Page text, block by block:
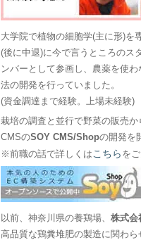
大学院で植物の細胞学(主に形)を
(後に中退)に今で言うところのス
ンバーとして参画し、農薬を使
法の開発を行っていました。
(資金調達まで経験。上場未経験)
栽培の調査と並行で野菜の販売
CMSのSOY CMS/Shopの開発を
※前職の話で詳しくは こちら を
以前、神奈川県の養鶏場、株式会
高品質な鶏糞堆肥の製造に関わら